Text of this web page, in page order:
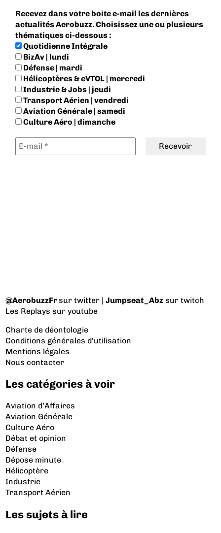
Recevez dans votre boite e-mail les dernières
actualités Aerobuzz. Choisissez une ou plusieurs
thématiques ci-dessous :
Quotidienne Intégrale
BizAv | lundi
Défense | mardi
Hélicoptères & eVTOL | mercredi
Industrie & Jobs | jeudi
Transport Aérien | vendredi
Aviation Générale | samedi
Culture Aéro | dimanche
@AerobuzzFrsur twitter |Jumpseat_Abz sur twitch
Les Replays sur youtube
Charte de déontologie
Conditions générales d'utilisation
Mentions légales
Nous contacter
Les catégories à voir
Aviation d’Affaires
Aviation Générale
Culture Aéro
Débat et opinion
Défense
Dépose minute
Hélicoptère
Industrie
Transport Aérien
Les sujets à lire